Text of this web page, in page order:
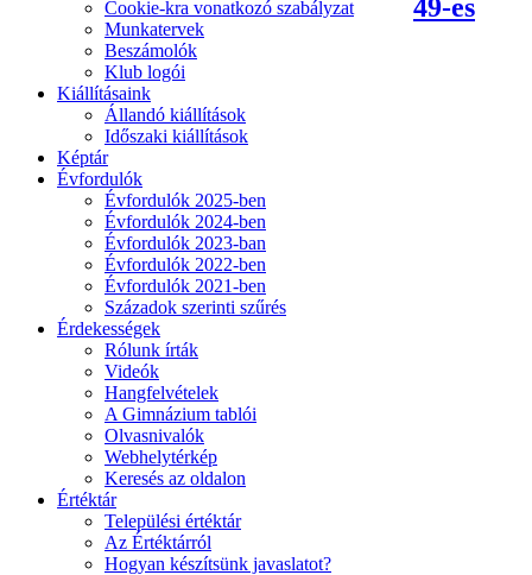
Cookie-kra vonatkozó szabályzat
Munkatervek
Beszámolók
Klub logói
Kiállításaink
Állandó kiállítások
Időszaki kiállítások
Képtár
Évfordulók
Évfordulók 2025-ben
Évfordulók 2024-ben
Évfordulók 2023-ban
Évfordulók 2022-ben
Évfordulók 2021-ben
Századok szerinti szűrés
Érdekességek
Rólunk írták
Videók
Hangfelvételek
A Gimnázium tablói
Olvasnivalók
Webhelytérkép
Keresés az oldalon
Értéktár
Települési értéktár
Az Értéktárról
Hogyan készítsünk javaslatot?
49-es